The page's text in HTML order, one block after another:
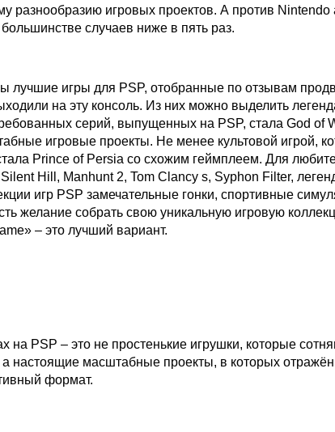
разнообразию игровых проектов. А против
случаев ниже в пять раз.
лучшие игры для PSP, отобранные по отзывам
на эту консоль. Из них можно выделить
серий, выпущенных на PSP, стала God of
игровые проекты. Не менее культовой игрой,
Prince of Persia со схожим геймплеем. Для
Hill, Manhunt 2, Tom Clancy s, Syphon Filter,
игр PSP замечательные гонки, спортивные
желание собрать свою уникальную игровую
– это лучший вариант.
на PSP – это не простенькие игрушки, которые
настоящие масштабные проекты, в которых отражён
формат.